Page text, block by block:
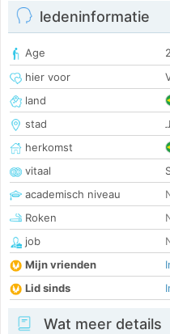
ledeninformatie
Age
hier voor
land
stad
herkomst
vitaal
academisch niveau
Roken
job
Mijn vrienden
Lid sinds
Wat meer details